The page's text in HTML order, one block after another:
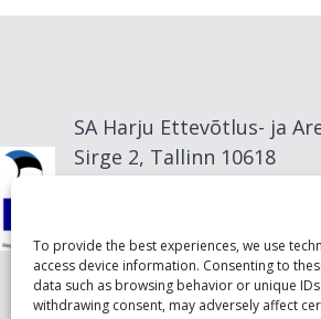
To provide the best experiences, we use
access device information. Consenting to
data such as browsing behavior or unique
withdrawing consent, may adversely affect
SA Harju Ettevõtlus- ja
Sirge 2, Tallinn 10618